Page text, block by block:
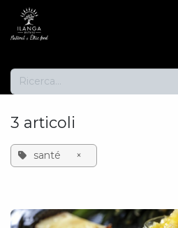
Passa al contenuto
3 articoli
santé ×